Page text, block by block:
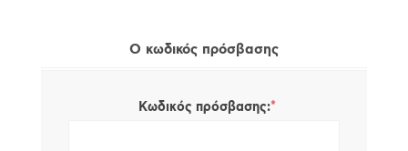
Ο κωδικός πρόσβασης
Κωδικός πρόσβασης:*